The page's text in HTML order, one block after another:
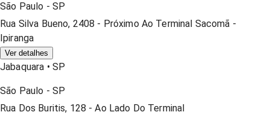
São Paulo - SP
Rua Silva Bueno, 2408 - Próximo Ao Terminal Sacomã -
Ipiranga
Ver detalhes
Jabaquara • SP
São Paulo - SP
Rua Dos Buritis, 128 - Ao Lado Do Terminal